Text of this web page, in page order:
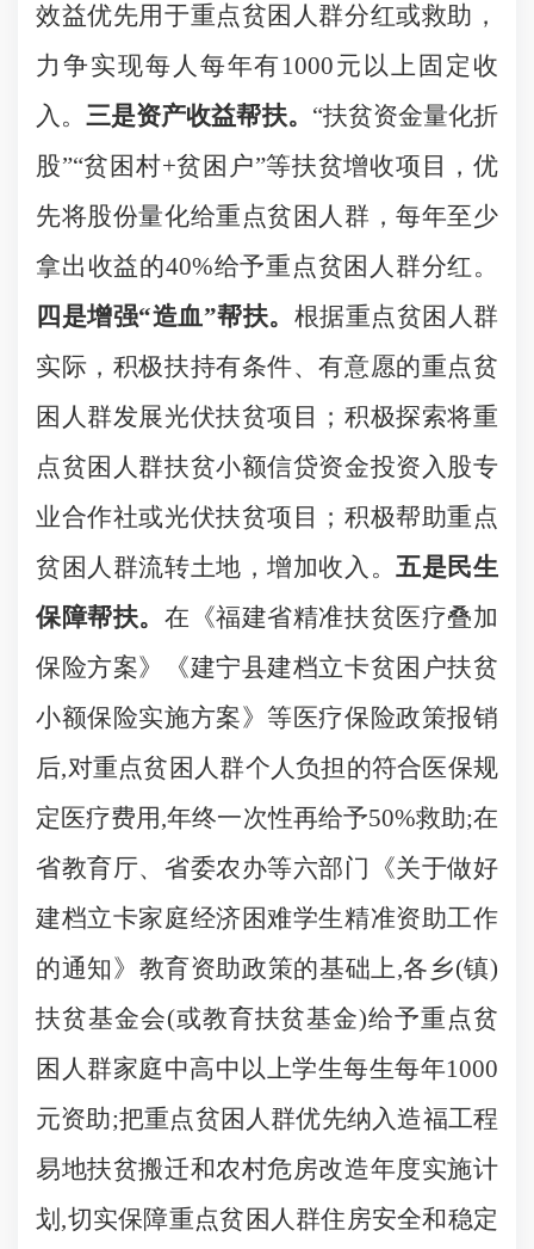
效益优先用于重点贫困人群分红或救助，
力争实现每人每年有1000元以上固定收
入。三是资产收益帮扶。 “扶贫资金量化折
股”“贫困村+贫困户”等扶贫增收项目，优
先将股份量化给重点贫困人群，每年至少
拿出收益的40%给予重点贫困人群分红。
四是增强“造血”帮扶。 根据重点贫困人群
实际，积极扶持有条件、有意愿的重点贫
困人群发展光伏扶贫项目；积极探索将重
点贫困人群扶贫小额信贷资金投资入股专
业合作社或光伏扶贫项目；积极帮助重点
贫困人群流转土地，增加收入。五是民生
保障帮扶。 在《福建省精准扶贫医疗叠加
保险方案》《建宁县建档立卡贫困户扶贫
小额保险实施方案》等医疗保险政策报销
后,对重点贫困人群个人负担的符合医保规
定医疗费用,年终一次性再给予50%救助;在
省教育厅、省委农办等六部门《关于做好
建档立卡家庭经济困难学生精准资助工作
的通知》教育资助政策的基础上,各乡(镇)
扶贫基金会(或教育扶贫基金)给予重点贫
困人群家庭中高中以上学生每生每年1000
元资助;把重点贫困人群优先纳入造福工程
易地扶贫搬迁和农村危房改造年度实施计
划 ,切实保障重点贫困人群住房安全和稳定